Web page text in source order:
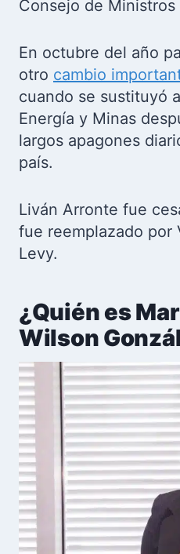
Consejo de Ministros
En octubre del año
otro cambio
cuando se sustituyó
Energía y Minas
largos apagones
país.
Liván Arronte fue
fue reemplazado por
Levy.
¿Quién es
Wilson